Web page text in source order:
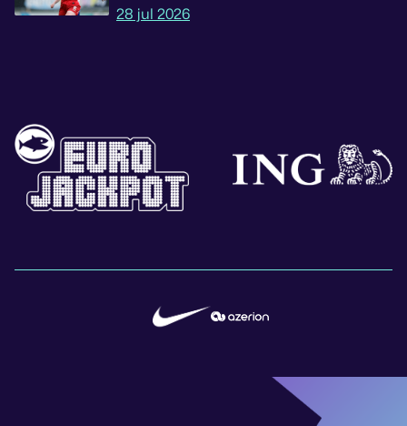
omgedraaid
28 jul 2026